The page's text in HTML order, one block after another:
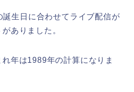
誕生日に合わせてライブ配信が
ありました。
年は1989年の計算になりま